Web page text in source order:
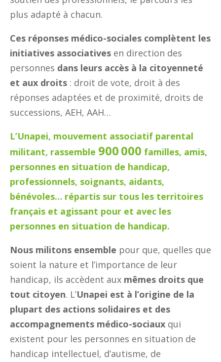
plus adapté à chacun.
Ces réponses médico-sociales complètent les
initiatives associatives en direction des
personnes dans leurs accès à la citoyenneté
et aux droits : droit de vote, droit à des
réponses adaptées et de proximité, droits de
successions, AEH, AAH…
L’Unapei, mouvement associatif parental
militant, rassemble 900 000 familles, amis,
personnes en situation de handicap,
professionnels, soignants, aidants,
bénévoles… répartis sur tous les territoires
français et agissant pour et avec les
personnes en situation de handicap.
Nous militons ensemble pour que, quelles que
soient la nature et l’importance de leur
handicap, ils accèdent aux mêmes droits que
tout citoyen. L’Unapei est à l’origine de la
plupart des actions solidaires et des
accompagnements médico-sociaux qui
existent pour les personnes en situation de
handicap intellectuel, d’autisme, de